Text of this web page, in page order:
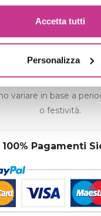
Accetta tutti
Personalizza
gratuita per ordini
Di
- Spedizione entro 48
variare in base a
o festività.
100% Pagamenti